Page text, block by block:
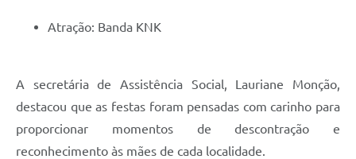
Atração: Banda KNK
A secretária de Assistência Social, Lauriane Monção,
destacou que as festas foram pensadas com carinho para
proporcionar momentos de descontração e
reconhecimento às mães de cada localidade.